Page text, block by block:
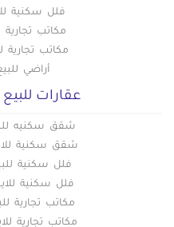
فلل سكنية
مكاتب تجارية
مكاتب تجارية
أراضي
عقارات
شقق سكنيه
شقق سكنية
فلل سكنية
فلل سكنية
مكاتب تجارية
مكاتب تجارية